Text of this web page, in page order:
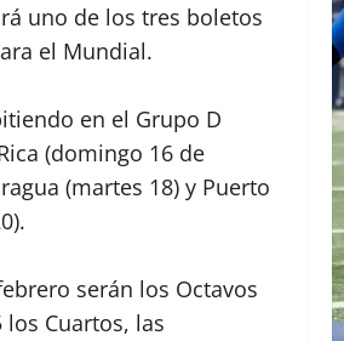
uno de los tres boletos
el Mundial.
en el Grupo D
(domingo 16 de
(martes 18) y Puerto
serán los Octavos
los Cuartos, las